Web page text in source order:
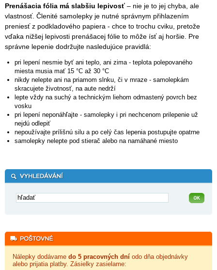
Prenášacia fólia má slabšiu lepivosť – nie je to jej chyba, ale
vlastnosť. Členité samolepky je nutné správnym přihlazením
preniesť z podkladového papiera - chce to trochu cviku, pretože
vďaka nižšej lepivosti prenášacej fólie to môže ísť aj horšie. Pre
správne lepenie dodržujte nasledujúce pravidlá:
pri lepení nesmie byť ani teplo, ani zima - teplota polepovaného
miesta musia mať 15 °C až 30 °C
nikdy nelepte ani na priamom slnku, či v mraze - samolepkám
skracujete životnosť, na aute nedrží
lepte vždy na suchý a technickým liehom odmastený povrch bez
vosku
pri lepení neponáhľajte - samolepky i pri nechcenom prilepenie už
nejdú odlepiť
nepoužívajte prílišnú silu a po celý čas lepenia postupujte opatrne
samolepky nelepte pod stierač alebo na namáhané miesto
Nálepky dodávame do 5 pracovných dní odo dňa objednávky
alebo prijatia platby. Zásielky zasielame: